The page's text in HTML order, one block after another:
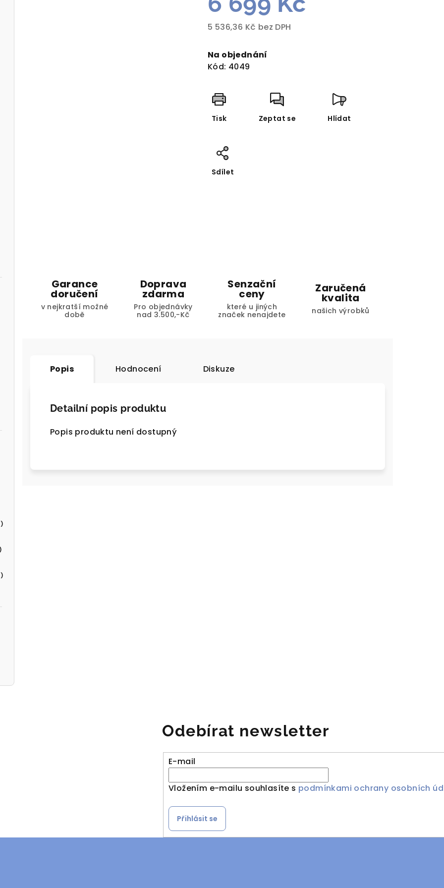
5 536,36 Kč bez DPH
cena:
Na objednání
Kód: 4049
Tisk Zeptat se Hlídat
Sdílet
Garance
doručení
v nejkratší možné
době
Doprava
zdarma
Pro objednávky
nad 3.500,-Kč
Senzační
ceny
které u jiných
značek nenajdete
Zaručená
kvalita
našich výrobků
Popis Hodnocení Diskuze
Detailní popis produktu
Popis produktu není dostupný
Odebírat newsletter
E-mail
Vložením e-mailu souhlasíte s podmínkami ochrany osobních
Přihlásit se